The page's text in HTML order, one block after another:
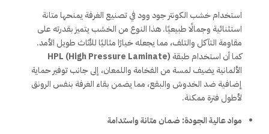
استخدام خشب الكونتر جود وود في تصنيع الغرفة يمنحها متانة
استثنائية وجمالًا طبيعيًا. هذا النوع من الخشب يتميز بقدرته على
مقاومة التآكل والتلف، مما يجعله خيارًا مثاليًا للأثاث طويل الأمد.
كما أن استخدام طبقة HPL (High Pressure Laminate)
الألمانية يضيف لمسة من الفخامة واللمعان، إلى جانب توفير حماية
إضافية ضد الخدوش والبقع، مما يضمن بقاء الغرفة بنفس الرونق
لأطول فترة ممكنة.
مواد عالية الجودة: ضمان متانة واستدامة